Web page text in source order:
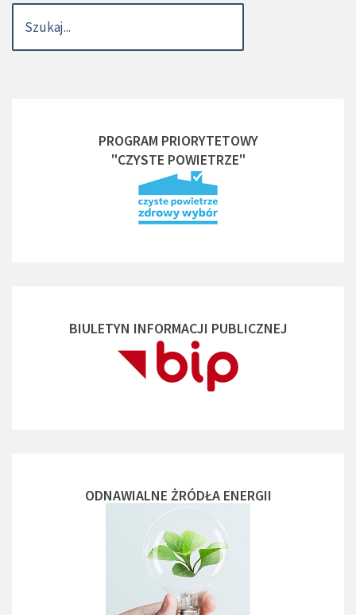
PROGRAM PRIORYTETOWY
"CZYSTE POWIETRZE"
BIULETYN INFORMACJI PUBLICZNEJ
ODNAWIALNE ŻRÓDŁA ENERGII